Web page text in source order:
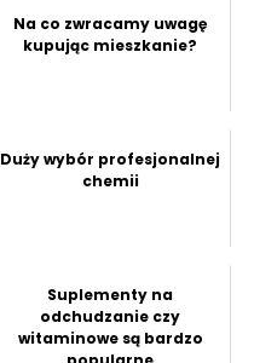
Na co zwracamy uwagę
kupując mieszkanie?
Duży wybór profesjonalnej
chemii
Suplementy na
odchudzanie czy
witaminowe są bardzo